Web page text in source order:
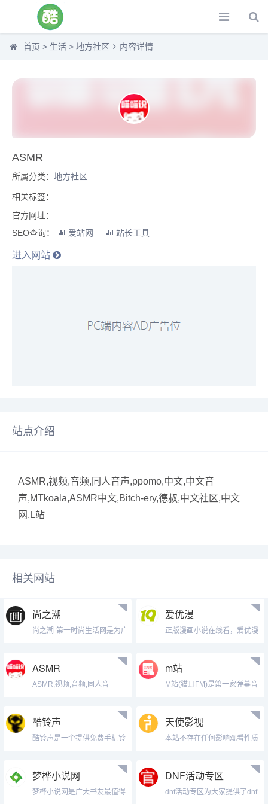
首页 > 生活 > 地方社区 内容详情
ASMR
所属分类： 地方社区
相关标签：
官方网址：
SEO查询：
爱站网 站长工具
进入网站
站点介绍
ASMR,视频,音频,同人音声,ppomo,中文,中文音
声,MTkoala,ASMR中文,Bitch-ery,德叔,中文社区,中文
网,L站
相关网站
尚之潮
尚之潮-第一时尚生活网是为广
爱优漫
正版漫画小说在线看，爱优漫
ASMR
ASMR,视频,音频,同人音
m站
M站(猫耳FM)是第一家弹幕音
酷铃声
酷铃声是一个提供免费手机铃
天使影视
本站不存在任何影响观看性质
梦桦小说网
梦桦小说网是广大书友最值得
DNF活动专区
dnf活动专区为大家提供了dnf